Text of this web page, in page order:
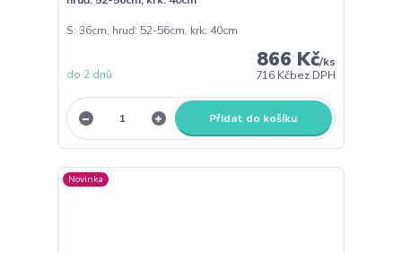
S: 36cm, hruď: 52-56cm, krk: 40cm
866 Kč/ks
716 Kčbez DPH
do 2 dnů
Přidat do košíku
Novinka